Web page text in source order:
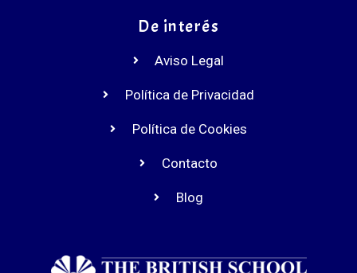
De interés
Aviso Legal
Política de Privacidad
Política de Cookies
Contacto
Blog